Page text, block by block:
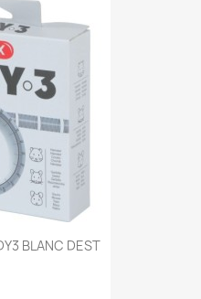
BLANC DEST